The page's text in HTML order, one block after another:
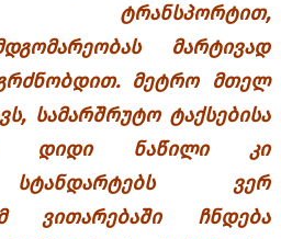
ტრანსპორტით,
მარტივად
მეტრო მთელ
სამარშრუტო ტაქსებისა
დიდი ნაწილი კი
სტანდარტებს ვერ
ვითარებაში ჩნდება